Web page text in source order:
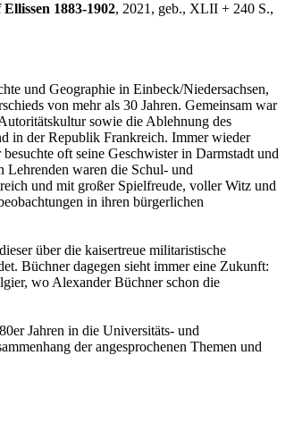
1883-1902, 2021, geb., XLII + 240 S.,
und Geographie in Einbeck/Niedersachsen,
von mehr als 30 Jahren. Gemeinsam war
sowie die Ablehnung des
in der Republik Frankreich. Immer wieder
oft seine Geschwister in Darmstadt und
Lehrenden waren die Schul- und
und mit großer Spielfreude, voller Witz und
in ihren bürgerlichen
über die kaisertreue militaristische
Büchner dagegen sieht immer eine Zukunft:
wo Alexander Büchner schon die
Jahren in die Universitäts- und
der angesprochenen Themen und